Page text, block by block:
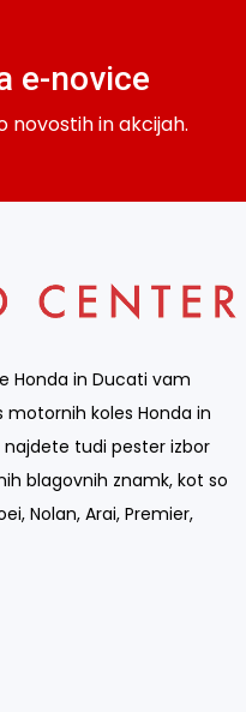
e-novice
novostih in akcijah.
Honda in Ducati vam
koles Honda in
tudi pester izbor
blagovnih znamk, kot so
Nolan, Arai, Premier,